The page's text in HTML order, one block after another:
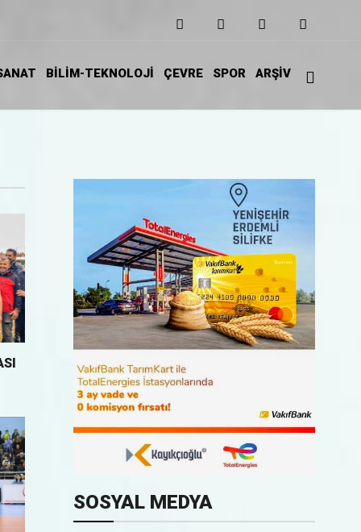
BİLİM-TEKNOLOJİ ÇEVRE SPOR ARŞİV
SOSYAL MEDYA